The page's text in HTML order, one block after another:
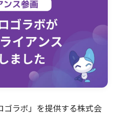
ゴラボ」を提供する株式会